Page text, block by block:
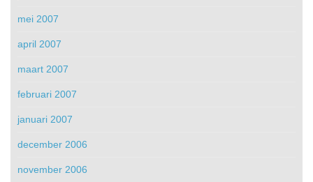
mei 2007
april 2007
maart 2007
februari 2007
januari 2007
december 2006
november 2006